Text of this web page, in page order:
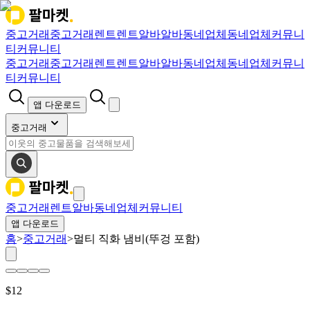
중고거래 중고거래 렌트렌트알바알바동네업체 동네업체 커뮤니
티 커뮤니티
중고거래 중고거래 렌트렌트알바알바동네업체 동네업체 커뮤니
티 커뮤니티
앱 다운로드
중고거래
중고거래 렌트알바동네업체 커뮤니티
앱 다운로드
홈>중고거래>멀티 직화 냄비(뚜겅 포함)
$12